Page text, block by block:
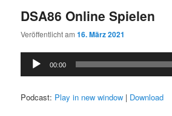
DSA86 Online Spielen
Veröffentlicht am16. März 2021
Audio-
Player
00:00
Podcast: Play in new window | Download